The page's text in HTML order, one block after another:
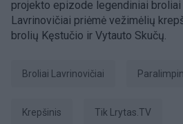
projekto epizode legendiniai
Lavrinovičiai priėmė vežimėlių
brolių Kęstučio ir Vytauto Skučų.
broliai Lavrinovičiai
Krepšinis tik Lrytas.TV